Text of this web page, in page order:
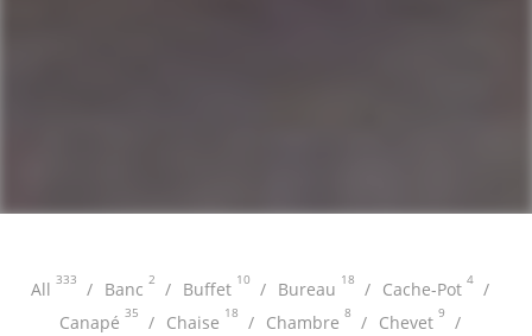
All 333 Banc 2 Buffet 10 Bureau 18 Cache-Pot 4
Canapé 35 Chaise 18 Chambre 8 Chevet 9